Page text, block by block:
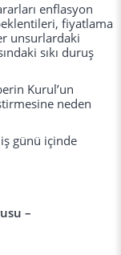
enflasyon
fiyatlama
unsurlardaki
sıkı duruş
Kurul’un
neden
günü içinde
–